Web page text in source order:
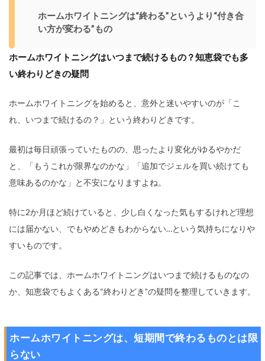
ホームホワイトニングは“終わる”というより“付き合
い方が変わる”もの
ホームホワイトニングはいつまで続けるもの？知恵袋でも多
い終わりどきの疑問
ホームホワイトニングを始めると、意外と迷いやすいのが「こ
れ、いつまで続けるの？」という終わりどきです。
最初は毎日頑張っていたものの、思ったより変化がゆるやかだ
と、「もうこれが限界なのかな」「追加でジェルを買い続けても
意味あるのかな」と不安になりますよね。
特に2か月ほど続けていると、少し白くなった気もするけれど理想
には届かない、でもやめどきもわからない…という気持ちになりや
すいものです。
この記事では、ホームホワイトニングはいつまで続けるものなの
か、知恵袋でもよくある“終わりどき”の疑問を整理していきます。
ホームホワイトニングは、短期間で終わるものとは限
らない